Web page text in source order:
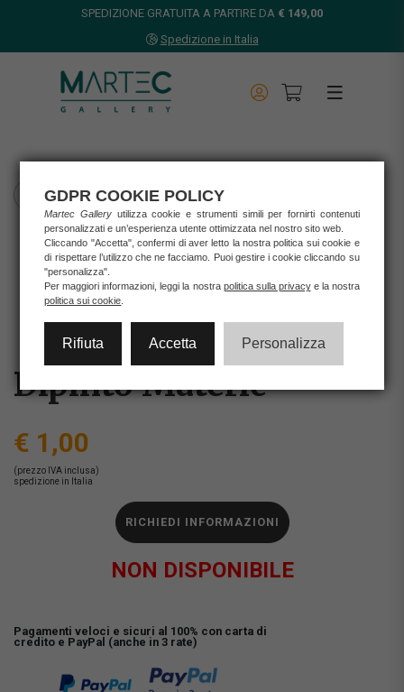
SPEDIZIONE GRATUITA A PARTIRE DA € 149,00
Spedizione in Italia
TORNA INDIETRO
Home
Opere d'arte
Stampe
DIPINTO MATERIC
Dipinto Materic
€ 1,00
(prezzo IVA inclusa)
spedizione in Italia
RICHIEDI INFORMAZIONI
NON DISPONIBILE
Pagamenti veloci e sicuri al 100% con carta di
credito e PayPal (anche in 3 rate)
GDPR COOKIE POLICY
Martec Gallery utilizza cookie e strumenti simili per fornirti contenuti
personalizzati e un’esperienza utente ottimizzata nel nostro sito web.
Cliccando "Accetta", confermi di aver letto la nostra politica sui cookie e
di rispettare l’utilizzo che ne facciamo. Puoi gestire i cookie cliccando su
"personalizza".
Per maggiori informazioni, leggi la nostra politica sulla privacye la nostra
politica sui cookie
Rifiuta Accetta Personalizza